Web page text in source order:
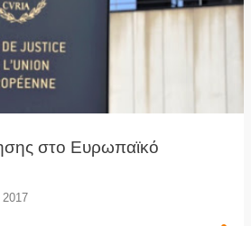
στο Ευρωπαϊκό